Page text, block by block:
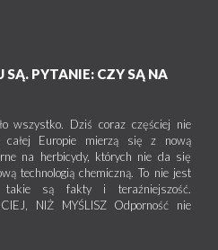
SĄ. PYTANIE: CZY SĄ NA
wszystko. Dziś coraz częściej nie
całej Europie mierzą się z nową
na herbicydy, których nie da się
technologią chemiczną. To nie jest
takie są fakty i teraźniejszość.
NIŻ MYŚLISZ Odporność nie